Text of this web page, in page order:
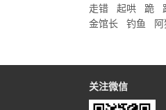
走错
起哄 跪
金馆长
钓鱼
关注微信